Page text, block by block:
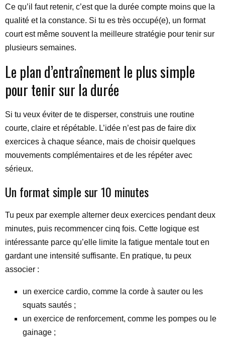
Ce qu’il faut retenir, c’est que la durée compte moins que la
qualité et la constance. Si tu es très occupé(e), un format
court est même souvent la meilleure stratégie pour tenir sur
plusieurs semaines.
Le plan d’entraînement le plus simple
pour tenir sur la durée
Si tu veux éviter de te disperser, construis une routine
courte, claire et répétable. L’idée n’est pas de faire dix
exercices à chaque séance, mais de choisir quelques
mouvements complémentaires et de les répéter avec
sérieux.
Un format simple sur 10 minutes
Tu peux par exemple alterner deux exercices pendant deux
minutes, puis recommencer cinq fois. Cette logique est
intéressante parce qu’elle limite la fatigue mentale tout en
gardant une intensité suffisante. En pratique, tu peux
associer :
un exercice cardio, comme la corde à sauter ou les
squats sautés ;
un exercice de renforcement, comme les pompes ou le
gainage ;